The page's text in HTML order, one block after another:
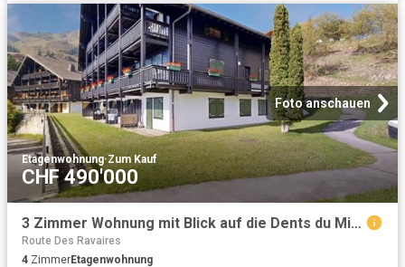
Foto anschauen
Etagenwohnung·Zum Kauf
CHF 490'000
3 Zimmer Wohnung mit Blick auf die Dents du Midi Champoussin
Route Des Ravaires
4 ZimmerEtagenwohnung